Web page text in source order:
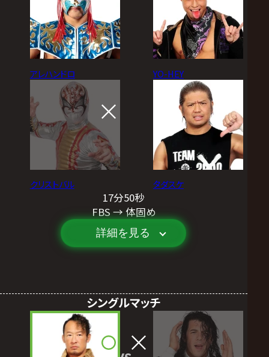
アレハンドロ
クリストバル
YO-HEY
タダスケ
17分50秒
FBS → 体固め
詳細を見る
シングルマッチ